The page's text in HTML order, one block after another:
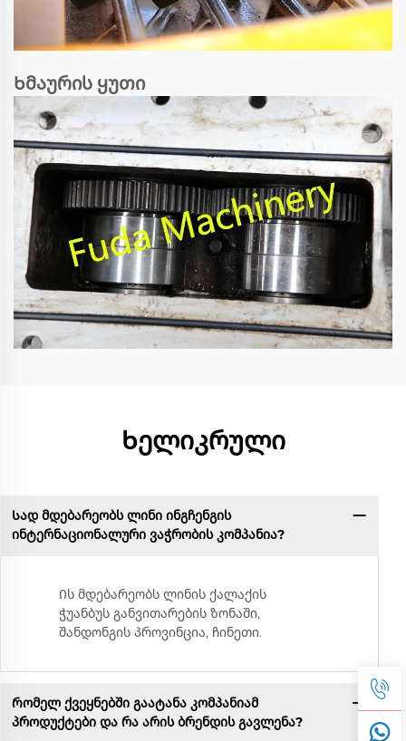
Ხმაურის ყუთი
Ხელიკრული
Სად მდებარეობს ლინი ინგჩენგის
ინტერნაციონალური ვაჭრობის კომპანია?
Ის მდებარეობს ლინის ქალაქის
ჭუანბუს განვითარების ზონაში,
შანდონგის პროვინცია, ჩინეთი.
Რომელ ქვეყნებში გაატანა კომპანიამ
პროდუქტები და რა არის ბრენდის გავლენა?